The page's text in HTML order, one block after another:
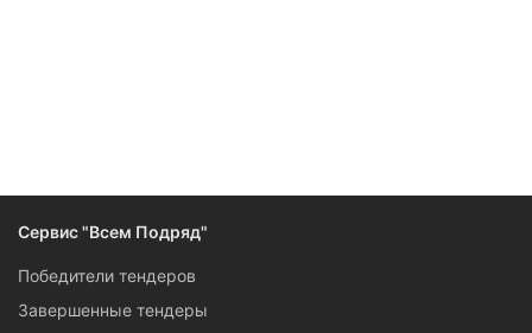
Сервис "Всем Подряд"
Победители тендеров
Завершенные тендеры